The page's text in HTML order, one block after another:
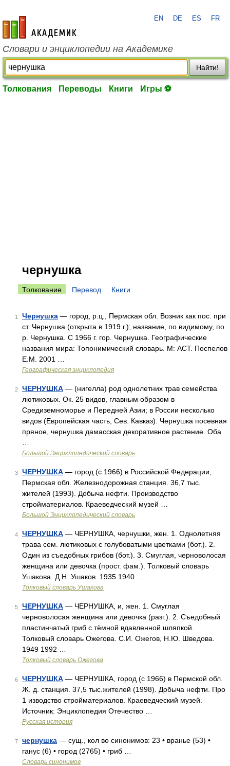
academic.ru
EN DE ES FR
Словари и энциклопедии на Академике
Найти!
Толкования Переводы Книги Игры ⚽
чернушка
Толкование Перевод Книги
1 Чернушка — город, р.ц., Пермская обл. Возник как пос. при
ст. Чернушка (открыта в 1919 г.); название, по видимому, по
р. Чернушка. С 1966 г. гор. Чернушка. Географические
названия мира: Топонимический словарь. М: АСТ. Поспелов
Е.М. 2001 …
Географическая энциклопедия
2 ЧЕРНУШКА — (нигелла) род однолетних трав семейства
лютиковых. Ок. 25 видов, главным образом в
Средиземноморье и Передней Азии; в России несколько
видов (Европейская часть, Сев. Кавказ). Чернушка посевная
пряное, чернушка дамасская декоративное растение. Оба
Большой Энциклопедический словарь
3 ЧЕРНУШКА — город (с 1966) в Российской Федерации,
Пермская обл. Железнодорожная станция. 36,7 тыс.
жителей (1993). Добыча нефти. Производство
стройматериалов. Краеведческий музей …
Большой Энциклопедический словарь
4 ЧЕРНУШКА — ЧЕРНУШКА, чернушки, жен. 1. Однолетняя
трава сем. лютиковых с голубоватыми цветками (бот.). 2.
Один из съедобных грибов (бот.). 3. Смуглая, черноволосая
женщина или девочка (прост. фам.). Толковый словарь
Ушакова. Д.Н. Ушаков. 1935 1940 …
Толковый словарь Ушакова
5 ЧЕРНУШКА — ЧЕРНУШКА, и, жен. 1. Смуглая
черноволосая женщина или девочка (разг.). 2. Съедобный
пластинчатый гриб с тёмной вдавленной шляпкой.
Толковый словарь Ожегова. С.И. Ожегов, Н.Ю. Шведова.
1949 1992 …
Толковый словарь Ожегова
6 ЧЕРНУШКА — ЧЕРНУШКА, город (с 1966) в Пермской обл.
Ж. д. станция. 37,5 тыс.жителей (1998). Добыча нефти. Про
1 изводство стройматериалов. Краеведческий музей.
Источник: Энциклопедия Отечество …
Русская история
7 чернушка — сущ., кол во синонимов: 23 • вранье (53) •
ганус (6) • город (2765) • гриб …
Словарь синонимов